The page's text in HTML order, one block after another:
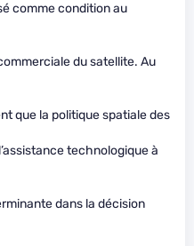
comme condition au
du satellite. Au
que la politique spatiale des
technologique à
dans la décision